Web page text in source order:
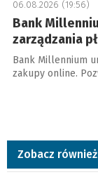
06.08.2026 (19:56)
Bank
zarządzania
Bank Millennium
zakupy online.
Zobacz również